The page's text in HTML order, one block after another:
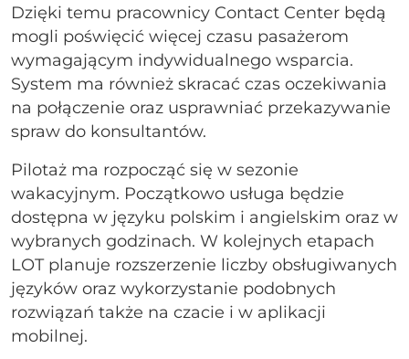
Dzięki temu pracownicy Contact Center będą
mogli poświęcić więcej czasu pasażerom
wymagającym indywidualnego wsparcia.
System ma również skracać czas oczekiwania
na połączenie oraz usprawniać przekazywanie
spraw do konsultantów.
Pilotaż ma rozpocząć się w sezonie
wakacyjnym. Początkowo usługa będzie
dostępna w języku polskim i angielskim oraz w
wybranych godzinach. W kolejnych etapach
LOT planuje rozszerzenie liczby obsługiwanych
języków oraz wykorzystanie podobnych
rozwiązań także na czacie i w aplikacji
mobilnej.